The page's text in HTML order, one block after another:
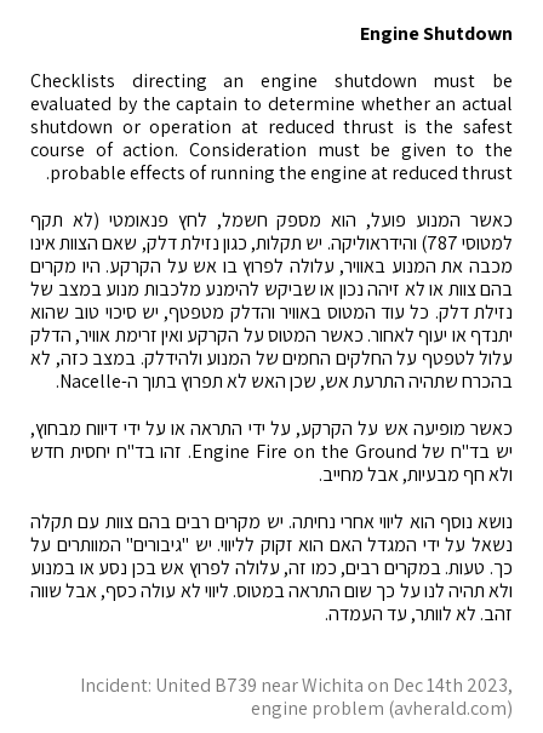
Engine Shutdown
Checklists directing an engine shutdown must be
evaluated by the captain to determine whether an actual
shutdown or operation at reduced thrust is the safest
course of action. Consideration must be given to the
probable effects of running the engine at reduced thrust.
כאשר המנוע פועל, הוא מספק חשמל, לחץ פנאומטי (לא תקף
למטוסי 787) והידראוליקה. יש תקלות, כגון נזילת דלק, שאם הצוות אינו
מכבה את המנוע באוויר, עלולה לפרוץ בו אש על הקרקע. היו מקרים
בהם צוות או לא זיהה נכון או שביקש להימנע מלכבות מנוע במצב של
נזילת דלק. כל עוד המטוס באוויר והדלק מטפטף, יש סיכוי טוב שהוא
יתנדף או יעוף לאחור. כאשר המטוס על הקרקע ואין זרימת אוויר, הדלק
עלול לטפטף על החלקים החמים של המנוע ולהידלק. במצב כזה, לא
בהכרח שתהיה התרעת אש, שכן האש לא תפרוץ בתוך ה-Nacelle.
כאשר מופיעה אש על הקרקע, על ידי התראה או על ידי דיווח מבחוץ,
יש בד"ח של Engine Fire on the Ground. זהו בד"ח יחסית חדש
ולא חף מבעיות, אבל מחייב.
נושא נוסף הוא ליווי אחרי נחיתה. יש מקרים רבים בהם צוות עם תקלה
נשאל על ידי המגדל האם הוא זקוק לליווי. יש "גיבורים" המוותרים על
כך. טעות. במקרים רבים, כמו זה, עלולה לפרוץ אש בכן נסע או במנוע
ולא תהיה לנו על כך שום התראה במטוס. ליווי לא עולה כסף, אבל שווה
זהב. לא לוותר, עד העמדה.
Incident: United B739 near Wichita on Dec 14th 2023,
engine problem (avherald.com)